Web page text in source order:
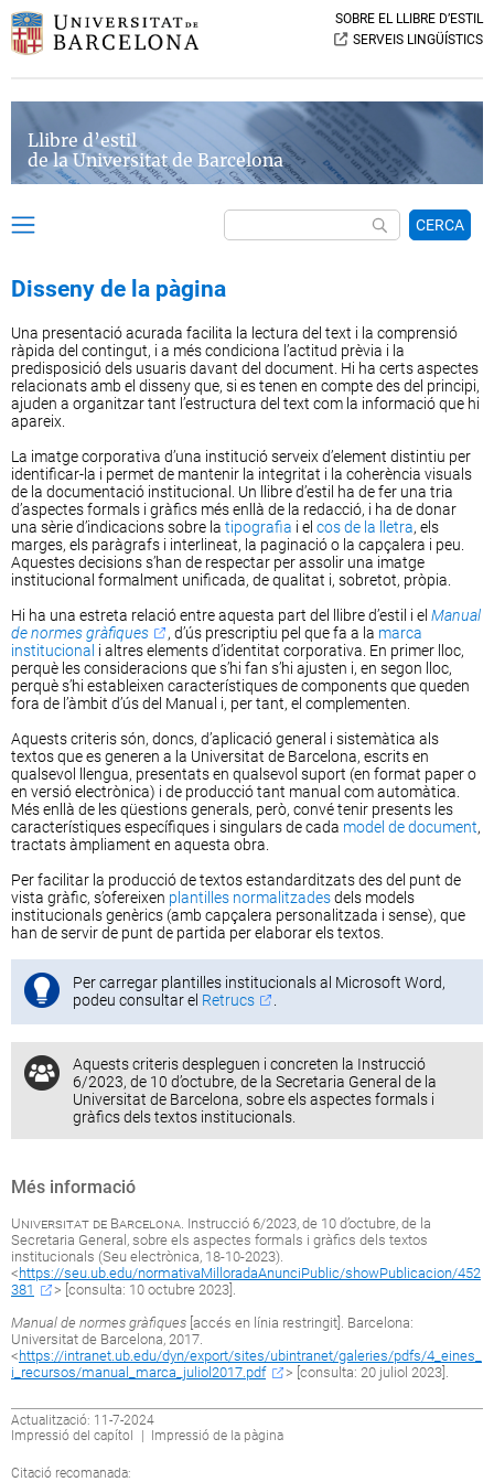
SOBRE EL LLIBRE D’ESTIL
SERVEIS LINGÜÍSTICS
Llibre d’estil
de la Universitat de Barcelona
CERCA
Disseny de la pàgina
Una presentació acurada facilita la lectura del text i la comprensió
ràpida del contingut, i a més condiciona l’actitud prèvia i la
predisposició dels usuaris davant del document. Hi ha certs aspectes
relacionats amb el disseny que, si es tenen en compte des del principi,
ajuden a organitzar tant l’estructura del text com la informació que hi
apareix.
La imatge corporativa d’una institució serveix d’element distintiu per
identificar-la i permet de mantenir la integritat i la coherència visuals
de la documentació institucional. Un llibre d’estil ha de fer una tria
d’aspectes formals i gràfics més enllà de la redacció, i ha de donar
una sèrie d’indicacions sobre la tipografia i el cos de la lletra, els
marges, els paràgrafs i interlineat, la paginació o la capçalera i peu.
Aquestes decisions s’han de respectar per assolir una imatge
institucional formalment unificada, de qualitat i, sobretot, pròpia.
Hi ha una estreta relació entre aquesta part del llibre d’estil i el Manual
de normes gràfiques
, d’ús prescriptiu pel que fa a la marca
institucional i altres elements d’identitat corporativa. En primer lloc,
perquè les consideracions que s’hi fan s’hi ajusten i, en segon lloc,
perquè s’hi estableixen característiques de components que queden
fora de l’àmbit d’ús del Manual i, per tant, el complementen.
Aquests criteris són, doncs, d’aplicació general i sistemàtica als
textos que es generen a la Universitat de Barcelona, escrits en
qualsevol llengua, presentats en qualsevol suport (en format paper o
en versió electrònica) i de producció tant manual com automàtica.
Més enllà de les qüestions generals, però, convé tenir presents les
característiques específiques i singulars de cada model de document,
tractats àmpliament en aquesta obra.
Per facilitar la producció de textos estandarditzats des del punt de
vista gràfic, s’ofereixen plantilles normalitzadesdels models
institucionals genèrics (amb capçalera personalitzada i sense), que
han de servir de punt de partida per elaborar els textos.
Per carregar plantilles institucionals al Microsoft Word,
podeu consultar el Retrucs .
Aquests criteris despleguen i concreten la Instrucció
6/2023, de 10 d’octubre, de la Secretaria General de la
Universitat de Barcelona, sobre els aspectes formals i
gràfics dels textos institucionals.
Més informació
Universitat de Barcelona. Instrucció 6/2023, de 10 d’octubre, de la
Secretaria General, sobre els aspectes formals i gràfics dels textos
institucionals (Seu electrònica, 18-10-2023).
<https://seu.ub.edu/normativaMilloradaAnunciPublic/showPublicacion/452
381
> [consulta: 10 octubre 2023].
Manual de normes gràfiques [accés en línia restringit]. Barcelona:
Universitat de Barcelona, 2017.
<https://intranet.ub.edu/dyn/export/sites/ubintranet/galeries/pdfs/4_eines_
i_recursos/manual_marca_juliol2017.pdf
> [consulta: 20 juliol 2023].
Actualització: 11-7-2024
Impressió del capítol
Impressió de la pàgina
Citació recomanada: